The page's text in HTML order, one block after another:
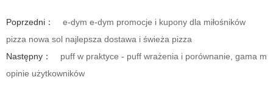
Poprzedni：
e-dym e-dym promocje i kupony dla miłośników
pizza nowa sol najlepsza dostawa i świeża pizza
Następny：
puff w praktyce - puff wrażenia i porównanie, gama m
opinie użytkowników